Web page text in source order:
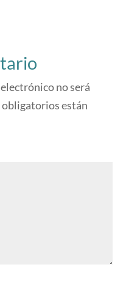
no será
obligatorios están